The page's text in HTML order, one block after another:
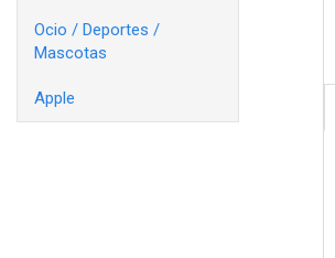
Ocio / Deportes /
Mascotas
Apple